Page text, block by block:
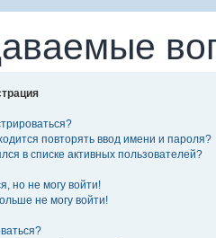
повторять ввод имени и пароля?
в списке активных пользователей?
но не могу войти!
не могу войти!